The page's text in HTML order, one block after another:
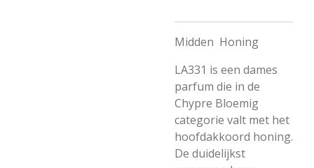
Midden Honing
LA331 is een dames
parfum die in de
Chypre Bloemig
categorie valt met het
hoofdakkoord honing.
De duidelijkst